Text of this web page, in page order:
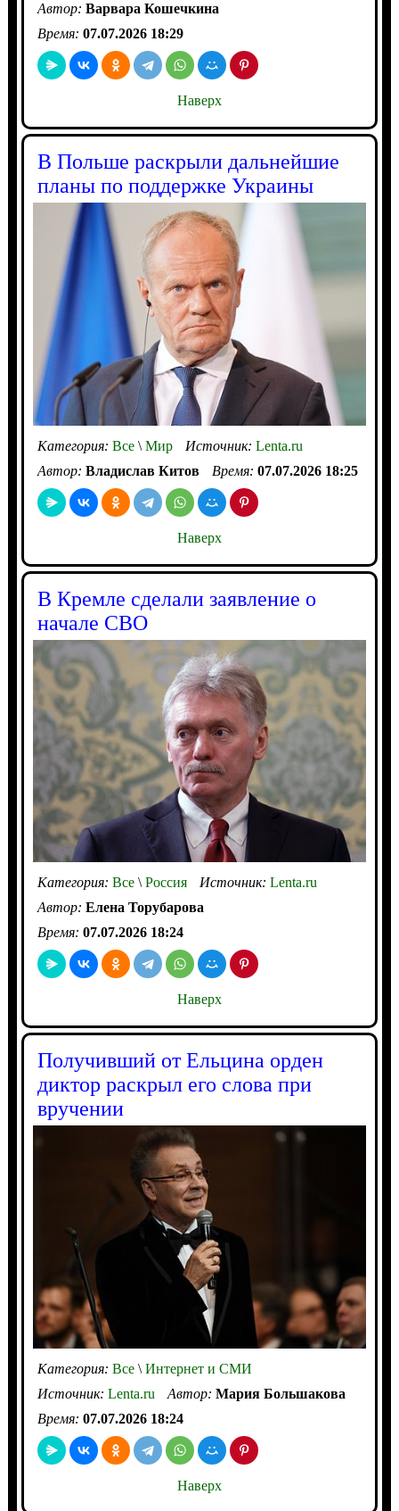
Автор: Варвара Кошечкина
Время: 07.07.2026 18:29
Наверх
В Польше раскрыли дальнейшие
планы по поддержке Украины
Категория: Все\Мир Источник: Lenta.ru
Автор: Владислав Китов Время: 07.07.2026 18:25
Наверх
В Кремле сделали заявление о
начале СВО
Категория: Все\Россия Источник: Lenta.ru
Автор: Елена Торубарова
Время: 07.07.2026 18:24
Наверх
Получивший от Ельцина орден
диктор раскрыл его слова при
вручении
Категория: Все\Интернет и СМИ
Источник: Lenta.ru Автор: Мария Большакова
Время: 07.07.2026 18:24
Наверх